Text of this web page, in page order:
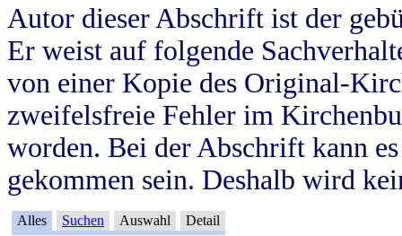
Autor dieser Abschrift ist der
Er weist auf folgende
von einer Kopie des Original-
zweifelsfreie Fehler im
worden. Bei der Abschrift kann
gekommen sein. Deshalb wird
Alles Suchen Auswahl Detail